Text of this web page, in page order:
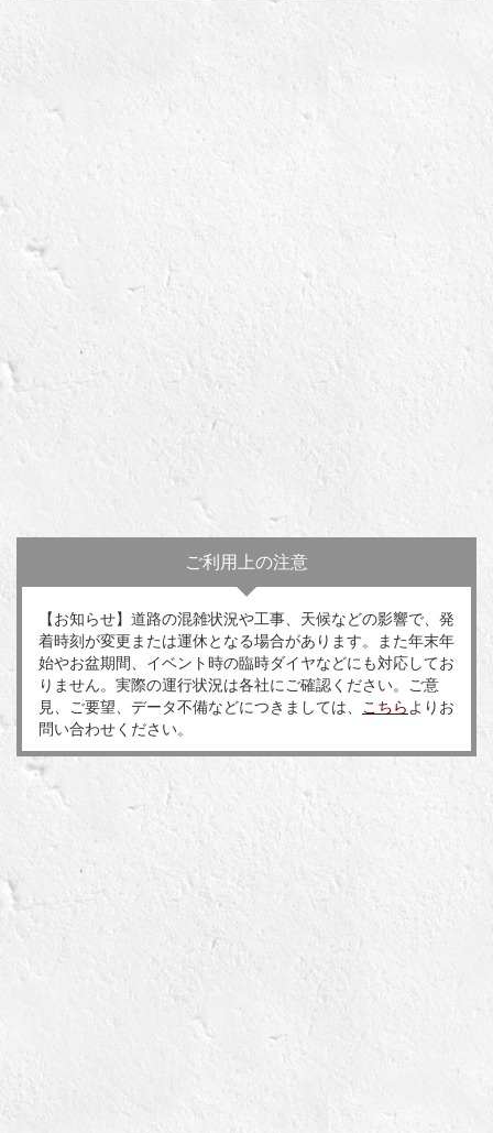
ご利用上の注意
【お知らせ】道路の混雑状況や工事、天候などの影響で、発
着時刻が変更または運休となる場合があります。また年末年
始やお盆期間、イベント時の臨時ダイヤなどにも対応してお
りません。実際の運行状況は各社にご確認ください。ご意
見、ご要望、データ不備などにつきましては、
こちら よりお
問い合わせください。